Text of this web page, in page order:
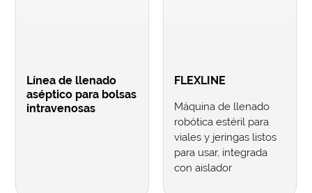
Línea de llenado
aséptico para bolsas
intravenosas
FLEXLINE
Máquina de llenado
robótica estéril para
viales y jeringas listos
para usar, integrada
con aislador